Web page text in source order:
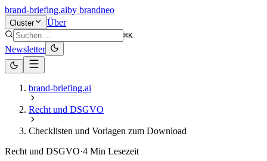
brand-briefing.aiby brandneo
Cluster Über
⌘K
Newsletter
brand-briefing.ai
Recht und DSGVO
Checklisten und Vorlagen zum Download
Recht und DSGVO·4 Min Lesezeit